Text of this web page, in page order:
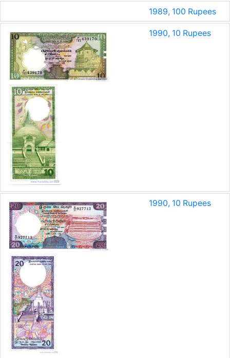
1989, 100 Rupees
1990, 10 Rupees
1990, 10 Rupees